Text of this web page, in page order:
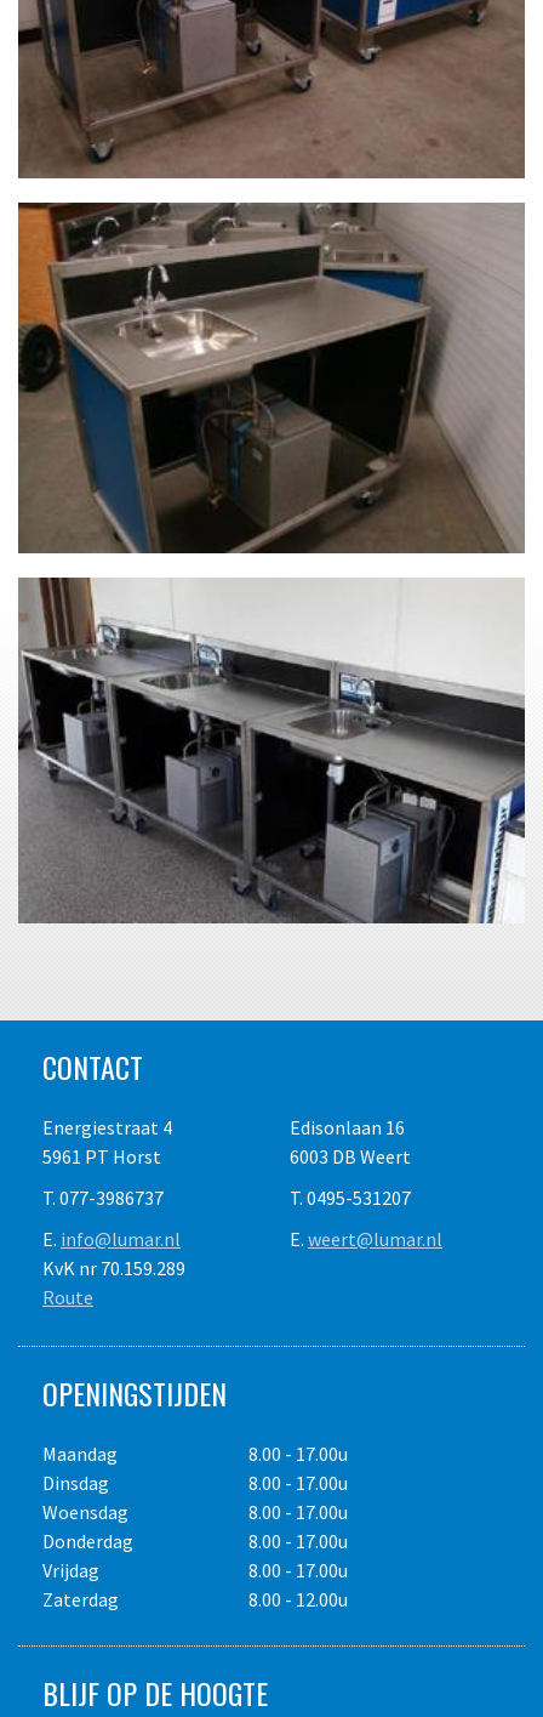
CONTACT
Energiestraat 4
5961 PT Horst
T. 077-3986737
E. info@lumar.nl
Edisonlaan 16
6003 DB Weert
T. 0495-531207
E. weert@lumar.nl
KvK nr 70.159.289
Route
OPENINGSTIJDEN
Maandag
Dinsdag
Woensdag
Donderdag
Vrijdag
Zaterdag
8.00 - 17.00u
8.00 - 17.00u
8.00 - 17.00u
8.00 - 17.00u
8.00 - 17.00u
8.00 - 12.00u
BLIJF OP DE HOOGTE